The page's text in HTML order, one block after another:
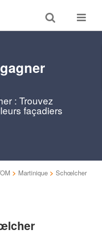
Toggle
search
Toggle
: Trouvez
façadiers
> Martinique > Schœlcher